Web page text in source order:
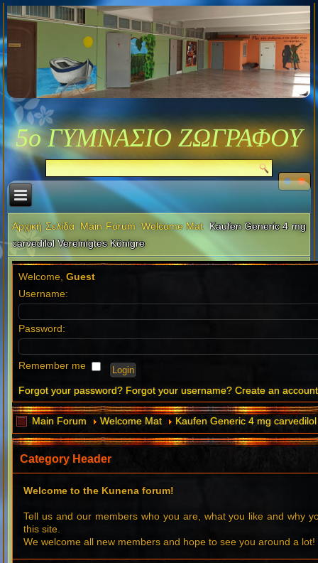
5ο ΓΥΜΝΑΣΙΟ ΖΩΓΡΑΦΟΥ
Αρχική Σελίδα Main Forum Welcome Mat
Kaufen Generic 4 mg
carvedilol Vereinigtes Königre
Welcome,Guest
Username:
Password:
Remember me
Forgot your password? Forgot your username? Create an account
Main Forum Welcome Mat Kaufen Generic 4 mg
Category Header
Welcome to the Kunena forum!
Tell us and our members who you are, what you like and why
this site.
We welcome all new members and hope to see you around a lot!